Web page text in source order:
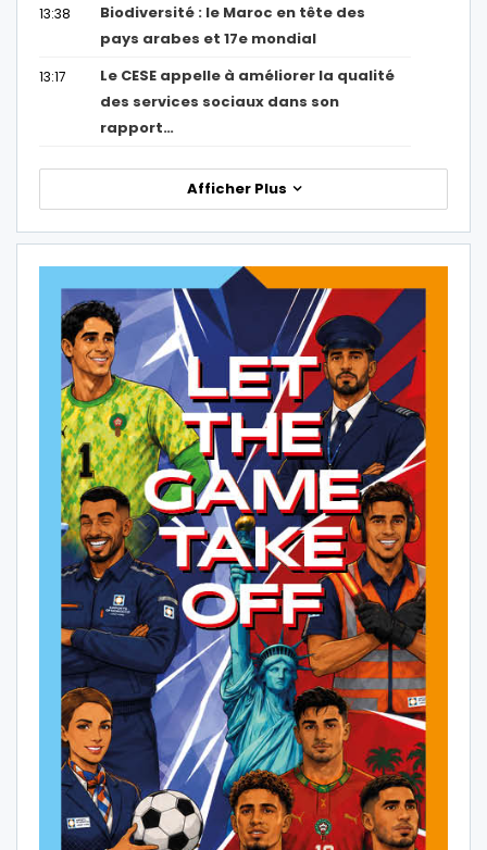
13:38
Biodiversité : le Maroc en tête des
pays arabes et 17e mondial
13:17
Le CESE appelle à améliorer la qualité
des services sociaux dans son
rapport…
Afficher Plus